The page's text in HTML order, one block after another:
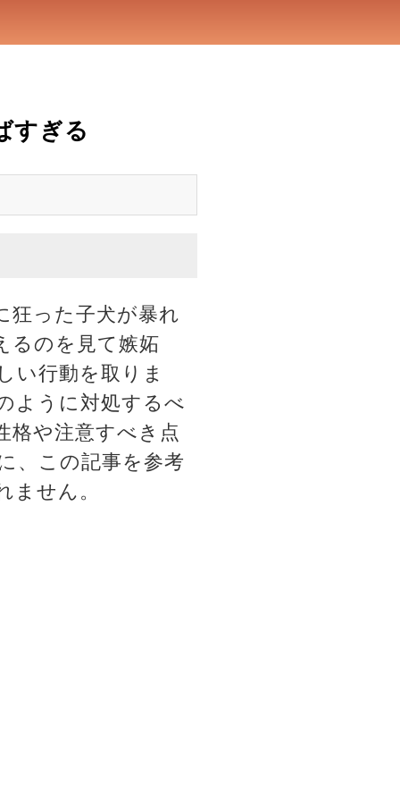
すぎる
狂った子犬が暴れ
るのを見て嫉妬
い行動を取りま
ように対処するべ
格や注意すべき点
、この記事を参考
ません。